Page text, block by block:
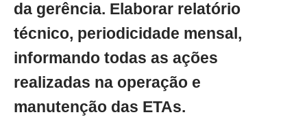
da gerência. Elaborar relatório
técnico, periodicidade mensal,
informando todas as ações
realizadas na operação e
manutenção das ETAs.